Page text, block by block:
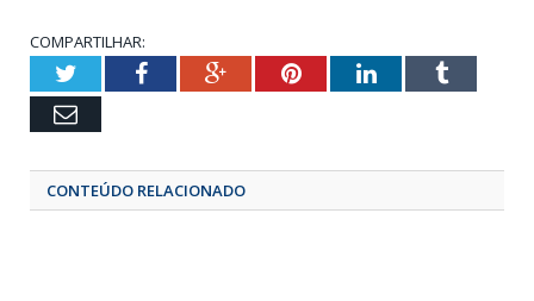
COMPARTILHAR:
TwitterFacebookGoogle+Pinterest
LinkedIn
Email
CONTEÚDO RELACIONADO